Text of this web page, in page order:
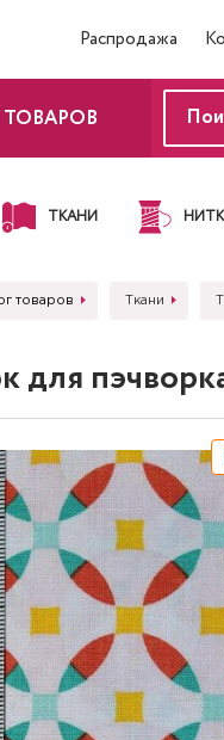
Распродажа
ТКАНИ
товаров Ткани
для